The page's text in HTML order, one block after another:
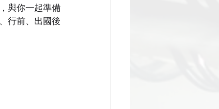
與你一起準備
行前、出國後